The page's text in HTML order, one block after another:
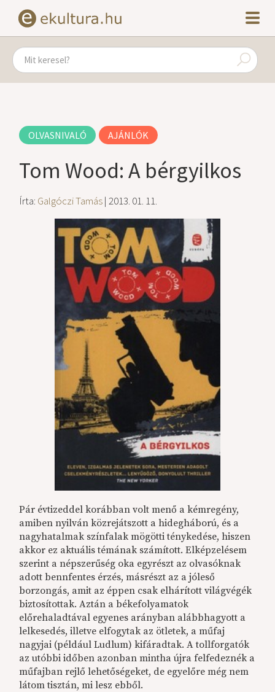
OLVASNIVALÓ AJÁNLÓK
Tom Wood: A bérgyilkos
Írta: Galgóczi Tamás| 2013. 01. 11.
Pár évtizeddel korábban volt menő a kémregény,
amiben nyilván közrejátszott a hidegháború, és a
nagyhatalmak színfalak mögötti ténykedése, hiszen
akkor ez aktuális témának számított. Elképzelésem
szerint a népszerűség oka egyrészt az olvasóknak
adott bennfentes érzés, másrészt az a jóleső
borzongás, amit az éppen csak elhárított világvégék
biztosítottak. Aztán a békefolyamatok
előrehaladtával egyenes arányban alábbhagyott a
lelkesedés, illetve elfogytak az ötletek, a műfaj
nagyjai (például Ludlum) kifáradtak. A tollforgatók
az utóbbi időben azonban mintha újra felfedeznék a
műfajban rejlő lehetőségeket, de egyelőre még nem
látom tisztán, mi lesz ebből.